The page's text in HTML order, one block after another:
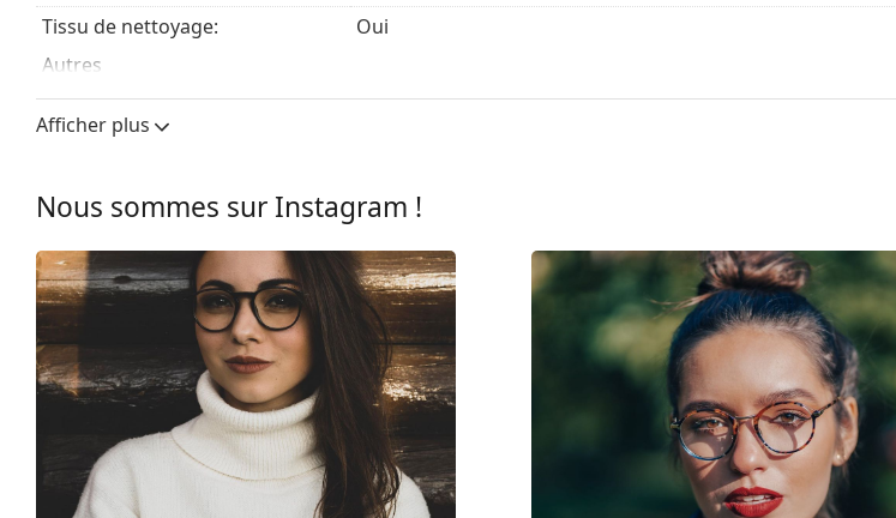
Tissu de nettoyage:
Oui
Autres
Sexe:
Pour hommes
Catégorie:
Afficher plus
Nous sommes sur Instagram !